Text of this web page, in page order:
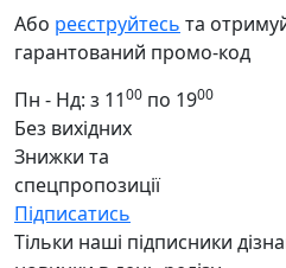
Або реєструйтесь та
гарантований промо-код
Пн - Нд: з 1100 по 1900
Без вихідних
Знижки та
спецпропозиції
Підписатись
Тільки наші підписники